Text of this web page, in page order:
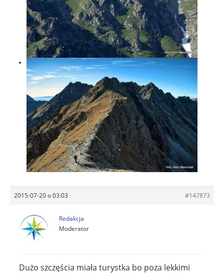
2015-07-20 o 03:03 #147873
Redakcja
Moderator
Dużo szczęścia miała turystka bo poza lekkimi